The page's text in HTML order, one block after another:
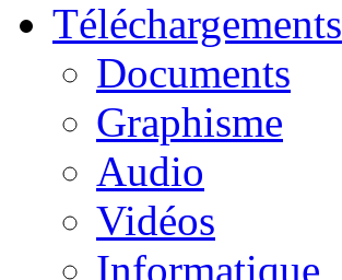
Téléchargements
Documents
Graphisme
Audio
Vidéos
Informatique